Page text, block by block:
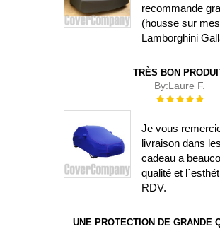
recommande
(housse sur
Lamborghini
TRÈS BON
By:Laure F.
Évaluation :
Je vous
livraison dans
cadeau a
qualité et
RDV.
UNE PROTECTION DE GRANDE